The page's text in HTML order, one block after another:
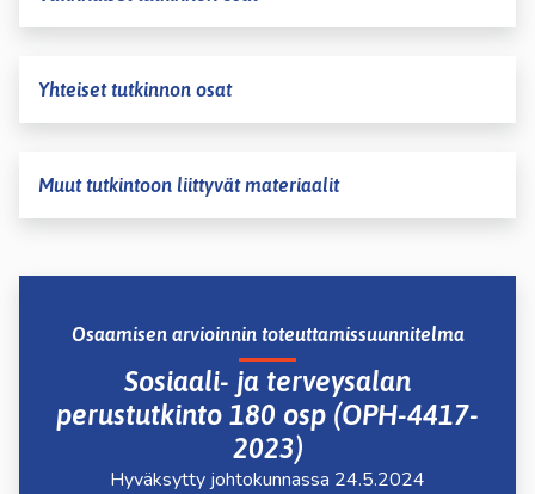
Yhteiset tutkinnon osat
Muut tutkintoon liittyvät materiaalit
Osaamisen arvioinnin toteuttamissuunnitelma
Sosiaali- ja terveysalan
perustutkinto 180 osp (OPH-4417-
2023)
Hyväksytty johtokunnassa 24.5.2024